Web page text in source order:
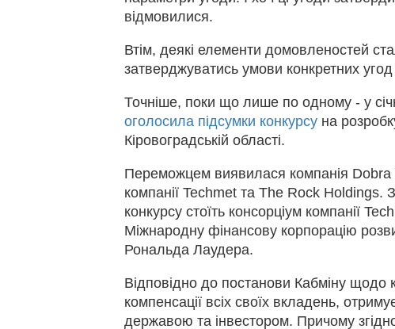
відмовилися.
Втім, деякі елементи домовленостей
затверджуватись умови конкретних
Точніше, поки що лише по одному - у
оголосила підсумки конкурсу на
Кіровоградській області.
Переможцем виявилася компанія Dobra
компанії Techmet та The Rock
конкурсу стоїть консорціум компанії
Міжнародну фінансову корпорацію
Рональда Лаудера.
Відповідно до постанови Кабміну щодо
компенсації всіх своїх вкладень,
державою та інвестором. Причому